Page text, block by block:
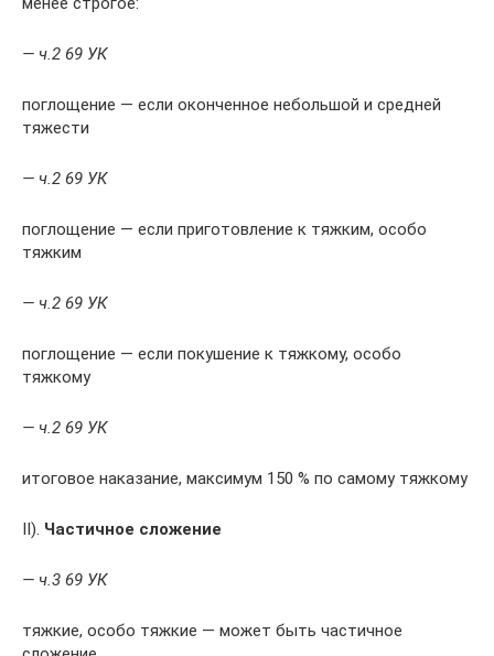
— ч.2 69 УК
поглощение — если оконченное небольшой и средней
тяжести
— ч.2 69 УК
поглощение — если приготовление к тяжким, особо
тяжким
— ч.2 69 УК
поглощение — если покушение к тяжкому, особо
тяжкому
— ч.2 69 УК
итоговое наказание, максимум 150 % по самому тяжкому
II). Частичное сложение
— ч.3 69 УК
тяжкие, особо тяжкие — может быть частичное